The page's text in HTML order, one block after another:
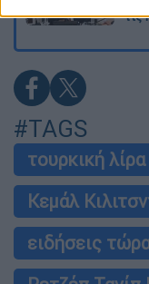
τις
#TAGS
τουρκική λίρα
Κεμάλ
ειδήσεις